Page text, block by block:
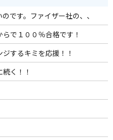
です。ファイザー社の、、
で１００％合格です！
するキミを応援！！
く！！